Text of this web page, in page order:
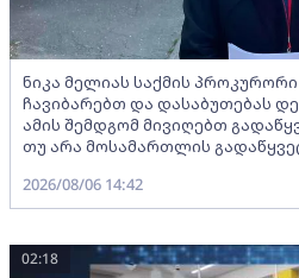
ნიკა მელიას საქმის პროკურორი
ჩავიბარებთ და დასაბუთებას
ამის შემდგომ მივიღებთ
თუ არა მოსამართლის
2026/08/06 14:42
02:18